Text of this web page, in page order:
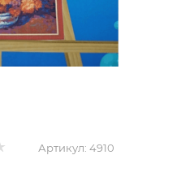
Артикул: 4910